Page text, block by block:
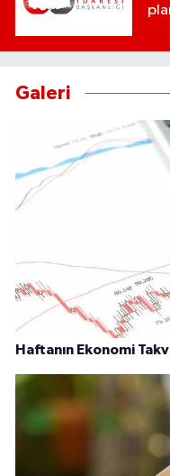
Galeri
Haftanın Ekonomi